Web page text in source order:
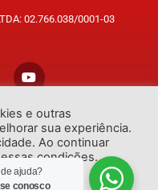
02.766.038/0001-03
e outras
sua experiência.
Ao continuar
condições.
de ajuda?
conosco